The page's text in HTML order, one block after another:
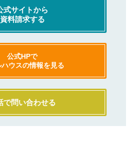
式サイトから
資料請求する
公式HPで
ハウスの情報を見る
で問い合わせる